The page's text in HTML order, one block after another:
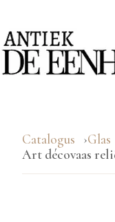
Catalogus Glas
Art décovaas